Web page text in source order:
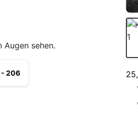
Augen sehen.
- 206